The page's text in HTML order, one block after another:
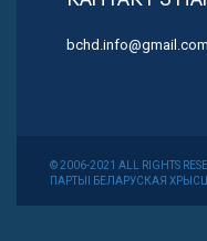
bchd.info@gmail.com
© 2006-2021 ALL RIGHTS
ПАРТЫІ БЕЛАРУСКАЯ